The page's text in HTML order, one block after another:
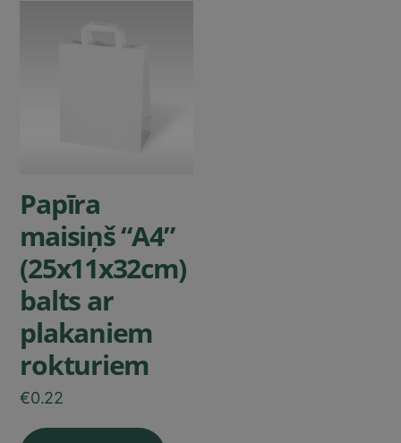
Papīra
maisiņš “A4”
(25x11x32cm)
balts ar
plakaniem
rokturiem
€0.22